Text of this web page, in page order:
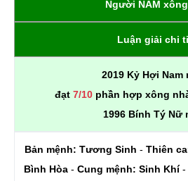
Người NAM
Luận giải chi
2019 Kỷ Hợi Nam
đạt 7/10phần hợp xông
1996 Bính Tý Nữ
Bản mệnh: Tương Sinh - Thiên
Bình Hòa - Cung mệnh: Sinh Khí-